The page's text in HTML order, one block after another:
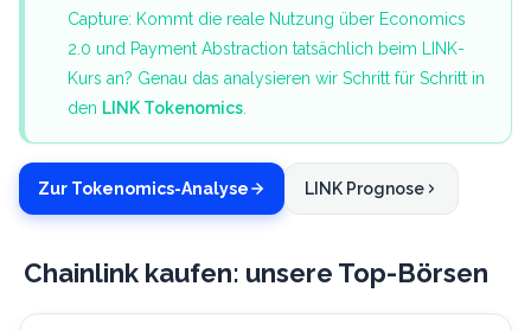
Capture: Kommt die reale Nutzung über Economics
2.0 und Payment Abstraction tatsächlich beim LINK-
Kurs an? Genau das analysieren wir Schritt für Schritt in
den LINK Tokenomics
Zur Tokenomics-Analyse LINK Prognose
Chainlink kaufen: unsere Top-Börsen